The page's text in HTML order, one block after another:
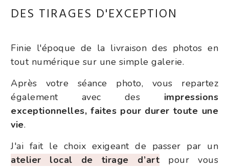
DES TIRAGES D'EXCEPTION
Finie l'époque de la livraison des photos en
tout numérique sur une simple galerie.
Après votre séance photo, vous repartez
également avec des impressions
exceptionnelles, faites pour durer toute une
vie.
J'ai fait le choix exigeant de passer par un
atelier local de tirage d’art pour vous